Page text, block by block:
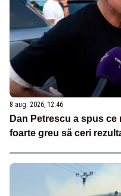
8 aug. 2026, 12:46
Dan Petrescu a spus ce
foarte greu să ceri